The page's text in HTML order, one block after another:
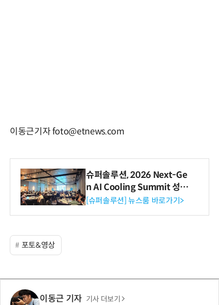
이동근기자 foto@etnews.com
슈퍼솔루션, 2026 Next-Ge
n AI Cooling Summit 성황
리 성료
[슈퍼솔루션] 뉴스룸 바로가기>
포토&영상
이동근 기자 기사 더보기